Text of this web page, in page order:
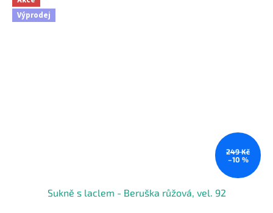
Výprodej
249 Kč
–10 %
Sukně s laclem - Beruška růžová, vel. 92